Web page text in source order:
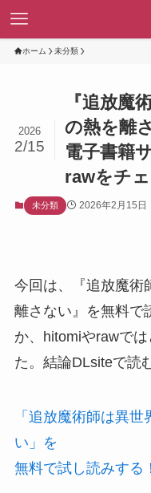
ホーム 未分類
『追放魔
の熱を離
電子書籍
rawをチ
2026
2/15
未分類 2026年2月15日
今回は、『追放魔術
離さない』を無料で
か、hitomiやrawで
た。結論DLsiteで読
「追放魔術師は異
い」を
無料で試し読みする！